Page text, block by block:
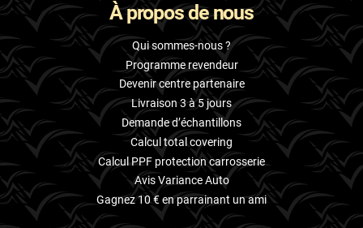
À propos de nous
Qui sommes-nous ?
Programme revendeur
Devenir centre partenaire
Livraison 3 à 5 jours
Demande d’échantillons
Calcul total covering
Calcul PPF protection carrosserie
Avis Variance Auto
Gagnez 10 € en parrainant un ami